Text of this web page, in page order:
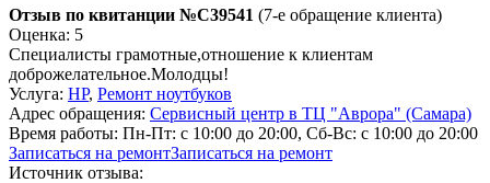
Отзыв по квитанции №C39541 (7-е обращение клиента)
Оценка: 5
Специалисты грамотные,отношение к клиентам
доброжелательное.Молодцы!
Услуга: HP, Ремонт ноутбуков
Адрес обращения: Сервисный центр в ТЦ "Аврора" (Самара)
Время работы: Пн-Пт: с 10:00 до 20:00, Сб-Вс: с 10:00 до 20:00
Записаться на ремонтЗаписаться на ремонт
Источник отзыва: